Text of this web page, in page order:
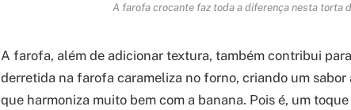
A farofa crocante faz toda a diferença nesta torta
A farofa, além de adicionar textura, também contribui
derretida na farofa carameliza no forno, criando um
que harmoniza muito bem com a banana. Pois é, um